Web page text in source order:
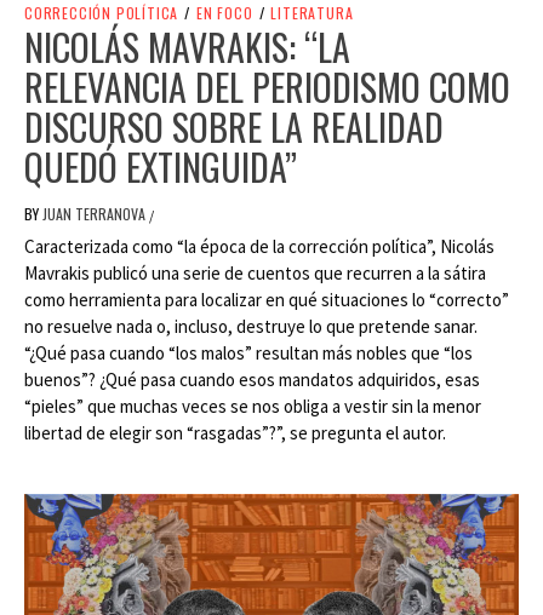
CORRECCIÓN POLÍTICA / EN FOCO / LITERATURA
NICOLÁS MAVRAKIS: “LA
RELEVANCIA DEL PERIODISMO COMO
DISCURSO SOBRE LA REALIDAD
QUEDÓ EXTINGUIDA”
BY JUAN TERRANOVA /
Caracterizada como “la época de la corrección política”, Nicolás
Mavrakis publicó una serie de cuentos que recurren a la sátira
como herramienta para localizar en qué situaciones lo “correcto”
no resuelve nada o, incluso, destruye lo que pretende sanar.
“¿Qué pasa cuando “los malos” resultan más nobles que “los
buenos”? ¿Qué pasa cuando esos mandatos adquiridos, esas
“pieles” que muchas veces se nos obliga a vestir sin la menor
libertad de elegir son “rasgadas”?”, se pregunta el autor.